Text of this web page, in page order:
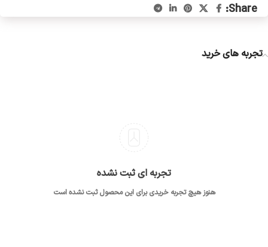
Share:
تجربه های خرید
تجربه ای ثبت نشده
هنوز هیچ تجربه خریدی برای این محصول ثبت نشده است